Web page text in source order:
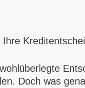
Doch was